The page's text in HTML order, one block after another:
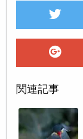
関連記事